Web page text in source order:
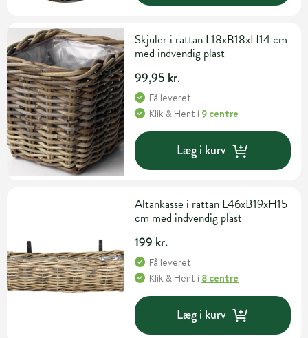
Skjuler i rattan L18xB18xH14 cm
med indvendig plast
99,95 kr.
Få leveret
Klik & Hent i 9 centre
Læg i kurv
Altankasse i rattan L46xB19xH15
cm med indvendig plast
199 kr.
Få leveret
Klik & Hent i 8 centre
Læg i kurv